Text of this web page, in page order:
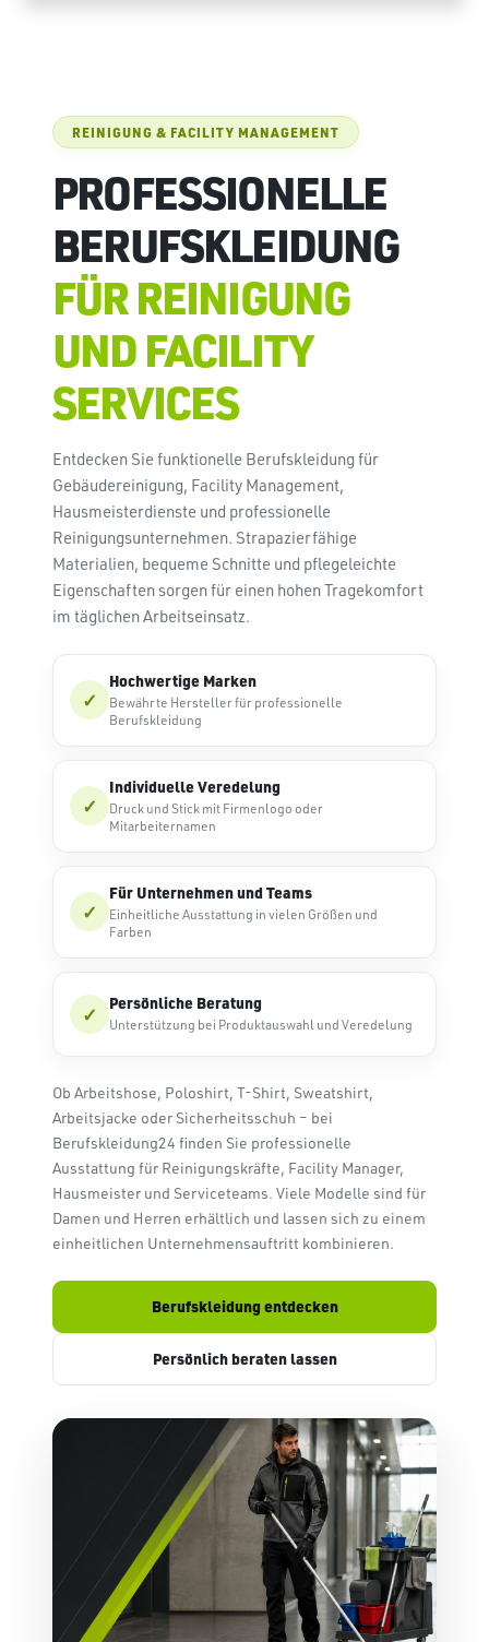
REINIGUNG & FACILITY MANAGEMENT
PROFESSIONELLE
BERUFSKLEIDUNG
FÜR REINIGUNG
UND FACILITY
SERVICES
Entdecken Sie funktionelle Berufskleidung für
Gebäudereinigung, Facility Management,
Hausmeisterdienste und professionelle
Reinigungsunternehmen. Strapazierfähige
Materialien, bequeme Schnitte und pflegeleichte
Eigenschaften sorgen für einen hohen Tragekomfort
im täglichen Arbeitseinsatz.
✓
Hochwertige Marken
Bewährte Hersteller für professionelle
Berufskleidung
✓
Individuelle Veredelung
Druck und Stick mit Firmenlogo oder
Mitarbeiternamen
✓
Für Unternehmen und Teams
Einheitliche Ausstattung in vielen Größen und
Farben
✓ Persönliche Beratung
Unterstützung bei Produktauswahl und Veredelung
Ob Arbeitshose, Poloshirt, T-Shirt, Sweatshirt,
Arbeitsjacke oder Sicherheitsschuh – bei
Berufskleidung24 finden Sie professionelle
Ausstattung für Reinigungskräfte, Facility Manager,
Hausmeister und Serviceteams. Viele Modelle sind für
Damen und Herren erhältlich und lassen sich zu einem
einheitlichen Unternehmensauftritt kombinieren.
Berufskleidung entdecken
Persönlich beraten lassen